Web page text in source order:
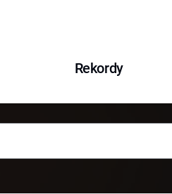
Rekordy